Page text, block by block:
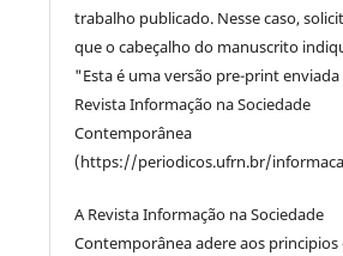
trabalho publicado. Nesse caso,
que o cabeçalho do manuscrito
"Esta é uma versão pre-print enviada
Revista Informação na Sociedade
Contemporânea
(https://periodicos.ufrn.br/
A Revista Informação na Sociedade
Contemporânea adere aos principios